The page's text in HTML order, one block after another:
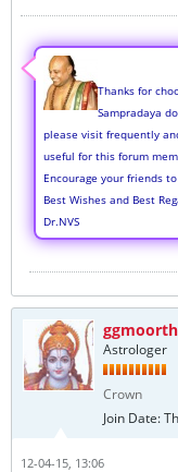
Thanks for
Sampradaya
please visit frequently
useful for this forum
Encourage your friends
Best Wishes and Best
Dr.NVS
Astrologer
Crown
Join Date:
12-04-15, 13:06